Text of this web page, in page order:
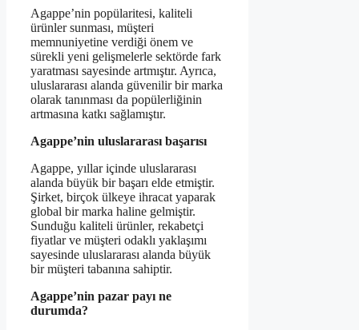
Agappe’nin popülaritesi, kaliteli
ürünler sunması, müşteri
memnuniyetine verdiği önem ve
sürekli yeni gelişmelerle sektörde fark
yaratması sayesinde artmıştır. Ayrıca,
uluslararası alanda güvenilir bir marka
olarak tanınması da popülerliğinin
artmasına katkı sağlamıştır.
Agappe’nin uluslararası başarısı
Agappe, yıllar içinde uluslararası
alanda büyük bir başarı elde etmiştir.
Şirket, birçok ülkeye ihracat yaparak
global bir marka haline gelmiştir.
Sunduğu kaliteli ürünler, rekabetçi
fiyatlar ve müşteri odaklı yaklaşımı
sayesinde uluslararası alanda büyük
bir müşteri tabanına sahiptir.
Agappe’nin pazar payı ne
durumda?